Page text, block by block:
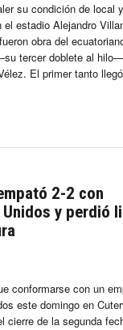
su condición de local
estadio Alejandro
obra del
tercer doblete al
El primer tanto
2-2 con
y perdió
conformarse con un
este domingo en
cierre de la segunda